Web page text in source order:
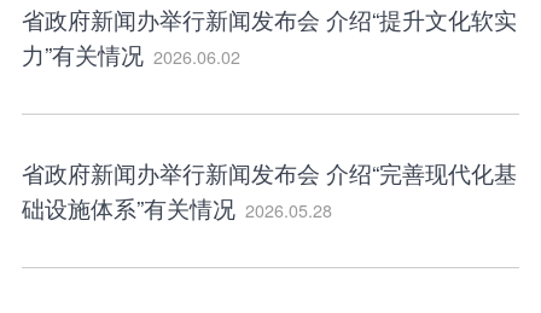
省政府新闻办举行新闻发布会 介绍“提升文化软实
力”有关情况 2026.06.02
省政府新闻办举行新闻发布会 介绍“完善现代化基
础设施体系”有关情况 2026.05.28